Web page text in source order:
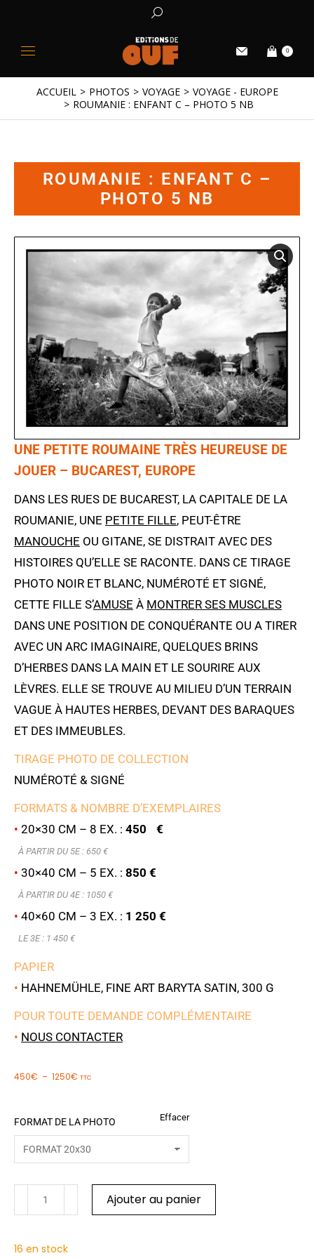
0
Vous êtes ici :
ACCUEIL PHOTOS VOYAGE
VOYAGE - EUROPE
ROUMANIE : ENFANT C – PHOTO 5 NB
ROUMANIE : ENFANT C –
PHOTO 5 NB
UNE PETITE ROUMAINE TRÈS HEUREUSE DE
JOUER – BUCAREST, EUROPE
DANS LES RUES DE BUCAREST, LA CAPITALE DE LA
ROUMANIE, UNE PETITE FILLE, PEUT-ÊTRE
MANOUCHE OU GITANE, SE DISTRAIT AVEC DES
HISTOIRES QU’ELLE SE RACONTE. DANS CE TIRAGE
PHOTO NOIR ET BLANC, NUMÉROTÉ ET SIGNÉ,
CETTE FILLE S’AMUSE À MONTRER SES MUSCLES
DANS UNE POSITION DE CONQUÉRANTE OU A TIRER
AVEC UN ARC IMAGINAIRE, QUELQUES BRINS
D’HERBES DANS LA MAIN ET LE SOURIRE AUX
LÈVRES. ELLE SE TROUVE AU MILIEU D’UN TERRAIN
VAGUE À HAUTES HERBES, DEVANT DES BARAQUES
ET DES IMMEUBLES.
TIRAGE PHOTO DE COLLECTION
NUMÉROTÉ & SIGNÉ
FORMATS & NOMBRE D’EXEMPLAIRES
• 20×30 CM – 8 EX. : 450 €
À PARTIR DU 5E : 650 €
• 30×40 CM – 5 EX. : 850 €
À PARTIR DU 4E : 1050 €
• 40×60 CM – 3 EX. : 1 250 €
LE 3E : 1 450 €
PAPIER
• HAHNEMÜHLE, FINE ART BARYTA SATIN, 300 G
POUR TOUTE DEMANDE COMPLÉMENTAIRE
• NOUS CONTACTER
450€ – 1250€ TTC
FORMAT DE LA PHOTO Effacer
Ajouter au panier
16 en stock